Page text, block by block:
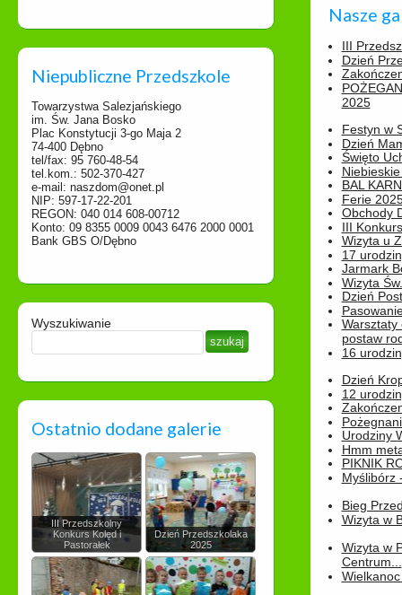
Niepubliczne Przedszkole
Towarzystwa Salezjańskiego
im. Św. Jana Bosko
Plac Konstytucji 3-go Maja 2
74-400 Dębno
tel/fax: 95 760-48-54
tel.kom.: 502-370-427
e-mail: naszdom@onet.pl
NIP: 597-17-22-201
REGON: 040 014 608-00712
Konto: 09 8355 0009 0043 6476 2000 0001
Bank GBS O/Dębno
Wyszukiwanie
Ostatnio dodane galerie
III Przedszkolny
Konkurs Kolęd i
Pastorałek
Dzień Przedszkolaka
2025
Nasze
III
Dzień
2025
Festyn w
Dzień
Święto
BAL
Ferie
Obchody
III
Wizyta u
17
Jarmark
Wizyta
Dzień
Warsztaty
postaw
16
Dzień
12
Urodziny
Hmm
PIKNIK
Myślibórz
Bieg
Wizyta w
Wizyta w
Centrum...